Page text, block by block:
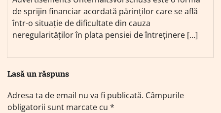
de sprijin financiar acordată părinților care se află
într-o situație de dificultate din cauza
neregularităților în plata pensiei de întreținere […]
Lasă un răspuns
Adresa ta de email nu va fi publicată. Câmpurile
obligatorii sunt marcate cu *